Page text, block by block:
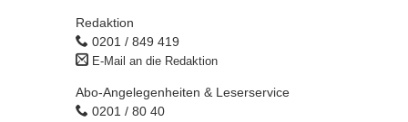
Redaktion
0201 / 849 419
E-Mail an die Redaktion
Abo-Angelegenheiten & Leserservice
0201 / 80 40